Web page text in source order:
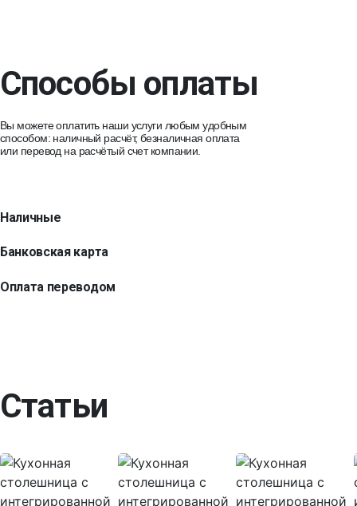
Способы оплаты
Вы можете оплатить наши услуги любым удобным
способом: наличный расчёт, безналичная оплата
или перевод на расчётый счет компании.
Наличные
Банковская карта
Оплата переводом
Статьи